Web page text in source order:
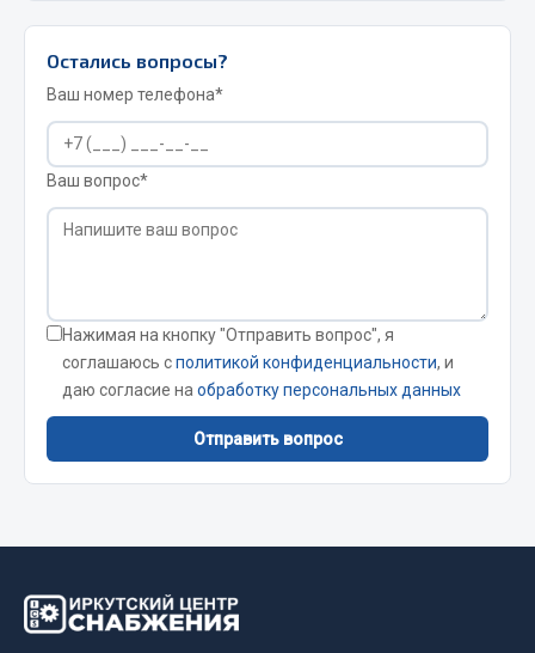
JSB
Mann-filter
Vic
Автоторг
Дифа
Цитрон
Фильтры DONALDSON
Весь раздел
Всё для сварки
Газосварка
Маски, краги сварщика
Сварочные материалы
Весь раздел
Остались вопросы?
Ваш номер телефона*
Ваш вопрос*
Нажимая на кнопку "Отправить вопрос", я
соглашаюсь сполитикой конфиденциальности, и
даю согласие на обработку персональных данных
Отправить вопрос